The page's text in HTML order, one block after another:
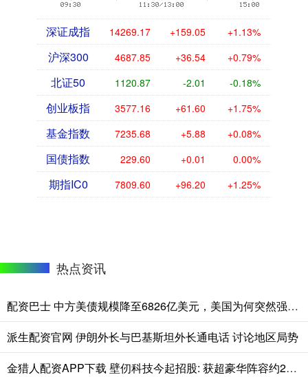
深证成指 14269.17 +159.05 +1.13%
沪深300 4687.85 +36.54 +0.79%
北证50 1120.87 -2.01 -0.18%
创业板指 3577.16 +61.60 +1.75%
基金指数 7235.68 +5.88 +0.08%
国债指数 229.60 +0.01 0.00%
期指IC0 7809.60 +96.20 +1.25%
热点资讯
配资巴士 中方美债规模降至6826亿美元，美国为何突然强调“绝不脱钩”？
派生配资官网 伊朗外长与巴基斯坦外长通电话 讨论地区局势
金猎人配资APP下载 壁仞科技今起招股: 获超豪华阵容约29亿港元基石认购